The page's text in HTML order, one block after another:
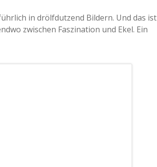
in drölfdutzend Bildern. Und das ist
zwischen Faszination und Ekel. Ein